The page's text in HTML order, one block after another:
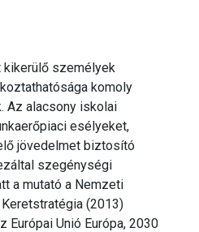
személyek
komoly
Az alacsony iskolai
esélyeket,
jövedelmet biztosító
szegénységi
a mutató a Nemzeti
(2013)
Európai Unió Európa, 2030